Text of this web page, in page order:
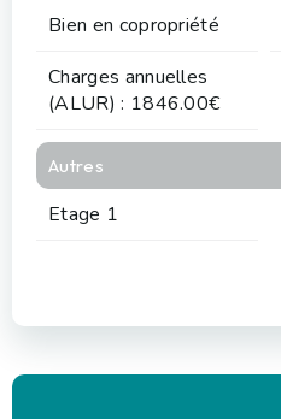
Bien en copropriété
Charges annuelles
(ALUR) : 1846.00€
Autres
Etage 1